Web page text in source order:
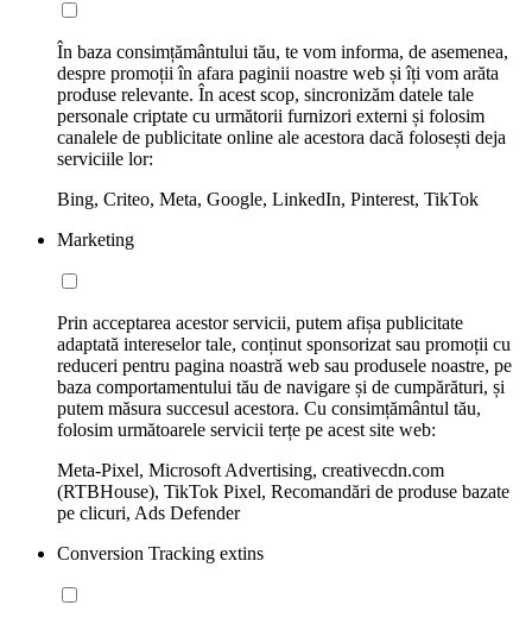
În baza consimțământului tău, te vom informa, de asemenea,
despre promoții în afara paginii noastre web și îți vom arăta
produse relevante. În acest scop, sincronizăm datele tale
personale criptate cu următorii furnizori externi și folosim
canalele de publicitate online ale acestora dacă folosești deja
serviciile lor:
Bing, Criteo, Meta, Google, LinkedIn, Pinterest, TikTok
Marketing
Prin acceptarea acestor servicii, putem afișa publicitate
adaptată intereselor tale, conținut sponsorizat sau promoții cu
reduceri pentru pagina noastră web sau produsele noastre, pe
baza comportamentului tău de navigare și de cumpărături, și
putem măsura succesul acestora. Cu consimțământul tău,
folosim următoarele servicii terțe pe acest site web:
Meta-Pixel, Microsoft Advertising, creativecdn.com
(RTBHouse), TikTok Pixel, Recomandări de produse bazate
pe clicuri, Ads Defender
Conversion Tracking extins